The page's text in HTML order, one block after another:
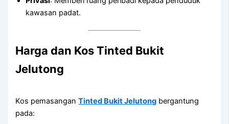
kawasan padat.
Harga dan Kos Tinted Bukit
Jelutong
Kos pemasanganTinted Bukit Jelutong bergantung
pada: